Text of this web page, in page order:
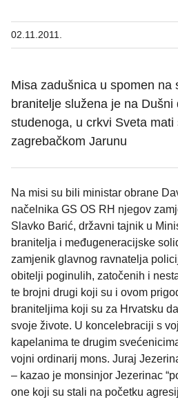
02.11.2011.
Misa zadušnica u spomen na
branitelje služena je na Dušni
studenoga, u crkvi Sveta mati
zagrebačkom Jarunu
Na misi su bili ministar obrane
načelnika GS OS RH njegov
Slavko Barić, državni tajnik u
branitelja i međugeneracijske
zamjenik glavnog ravnatelja
obitelji poginulih, zatočenih i
te brojni drugi koji su i ovom
braniteljima koji su za Hrvatsku
svoje živote. U koncelebraciji s
kapelanima te drugim
vojni ordinarij mons. Juraj
– kazao je monsinjor Jezerinac
one koji su stali na početku